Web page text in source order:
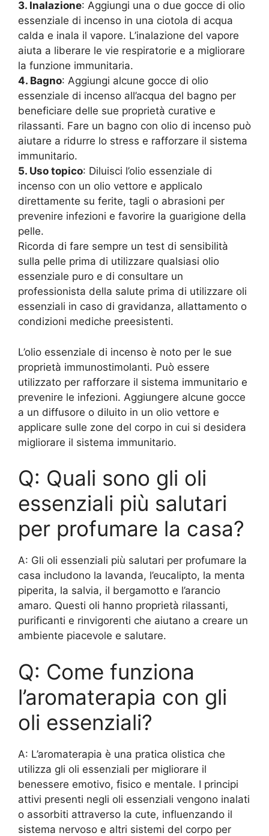
3. Inalazione: Aggiungi una o due gocce di olio
essenziale di incenso in una ciotola di acqua
calda e inala il vapore. L’inalazione del vapore
aiuta a liberare le vie respiratorie e a migliorare
la funzione immunitaria.
4. Bagno: Aggiungi alcune gocce di olio
essenziale di incenso all’acqua del bagno per
beneficiare delle sue proprietà curative e
rilassanti. Fare un bagno con olio di incenso può
aiutare a ridurre lo stress e rafforzare il sistema
immunitario.
5. Uso topico: Diluisci l’olio essenziale di
incenso con un olio vettore e applicalo
direttamente su ferite, tagli o abrasioni per
prevenire infezioni e favorire la guarigione della
pelle.
Ricorda di fare sempre un test di sensibilità
sulla pelle prima di utilizzare qualsiasi olio
essenziale puro e di consultare un
professionista della salute prima di utilizzare oli
essenziali in caso di gravidanza, allattamento o
condizioni mediche preesistenti.
L’olio essenziale di incenso è noto per le sue
proprietà immunostimolanti. Può essere
utilizzato per rafforzare il sistema immunitario e
prevenire le infezioni. Aggiungere alcune gocce
a un diffusore o diluito in un olio vettore e
applicare sulle zone del corpo in cui si desidera
migliorare il sistema immunitario.
Q: Quali sono gli oli
essenziali più salutari
per profumare la casa?
A: Gli oli essenziali più salutari per profumare la
casa includono la lavanda, l’eucalipto, la menta
piperita, la salvia, il bergamotto e l’arancio
amaro. Questi oli hanno proprietà rilassanti,
purificanti e rinvigorenti che aiutano a creare un
ambiente piacevole e salutare.
Q: Come funziona
l’aromaterapia con gli
oli essenziali?
A: L’aromaterapia è una pratica olistica che
utilizza gli oli essenziali per migliorare il
benessere emotivo, fisico e mentale. I principi
attivi presenti negli oli essenziali vengono inalati
o assorbiti attraverso la cute, influenzando il
sistema nervoso e altri sistemi del corpo per